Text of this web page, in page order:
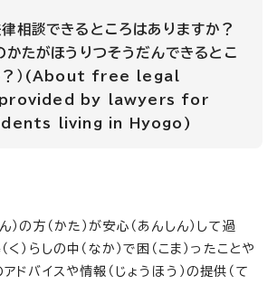
相談できるところはありますか？
かたがほうりつそうだんできるとこ
？）(About free legal
by lawyers for
living in Hyogo)
）の方（かた）が安心（あんしん）して過
く）らしの中（なか）で困（こま）ったことや
アドバイスや情報（じょうほう）の提供（て